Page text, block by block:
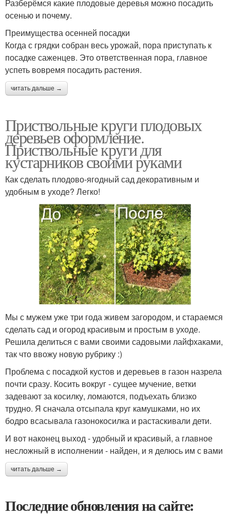
Разберёмся какие плодовые деревья можно посадить
осенью и почему.
Преимущества осенней посадки
Когда с грядки собран весь урожай, пора приступать к
посадке саженцев. Это ответственная пора, главное
успеть вовремя посадить растения.
читать дальше →
Приствольные круги плодовых
деревьев оформление.
Приствольные круги для
кустарников своими руками
Как сделать плодово-ягодный сад декоративным и
удобным в уходе? Легко!
Мы с мужем уже три года живем загородом, и стараемся
сделать сад и огород красивым и простым в уходе.
Решила делиться с вами своими садовыми лайфхаками,
так что ввожу новую рубрику :)
Проблема с посадкой кустов и деревьев в газон назрела
почти сразу. Косить вокруг - сущее мучение, ветки
задевают за косилку, ломаются, подъехать близко
трудно. Я сначала отсыпала круг камушками, но их
бодро всасывала газонокосилка и растаскивали дети.
И вот наконец выход - удобный и красивый, а главное
несложный в исполнении - найден, и я делюсь им с вами
читать дальше →
Последние обновления на сайте: